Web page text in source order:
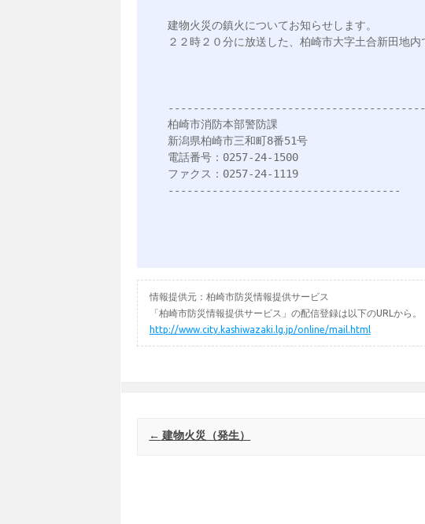
建物火災の鎮火についてお知らせします。
２２時２０分に放送した、柏崎市大字土合新田地
柏崎市消防本部警防課
新潟県柏崎市三和町8番51号
電話番号：0257-24-1500
ファクス：0257-24-1119
-------------------------------------
情報提供元：柏崎市防災情報提供サービス
「柏崎市防災情報提供サービス」の配信登録は以下のURLから。
http://www.city.kashiwazaki.lg.jp/online/mail.html
Post navigation
← 建物火災（発生）